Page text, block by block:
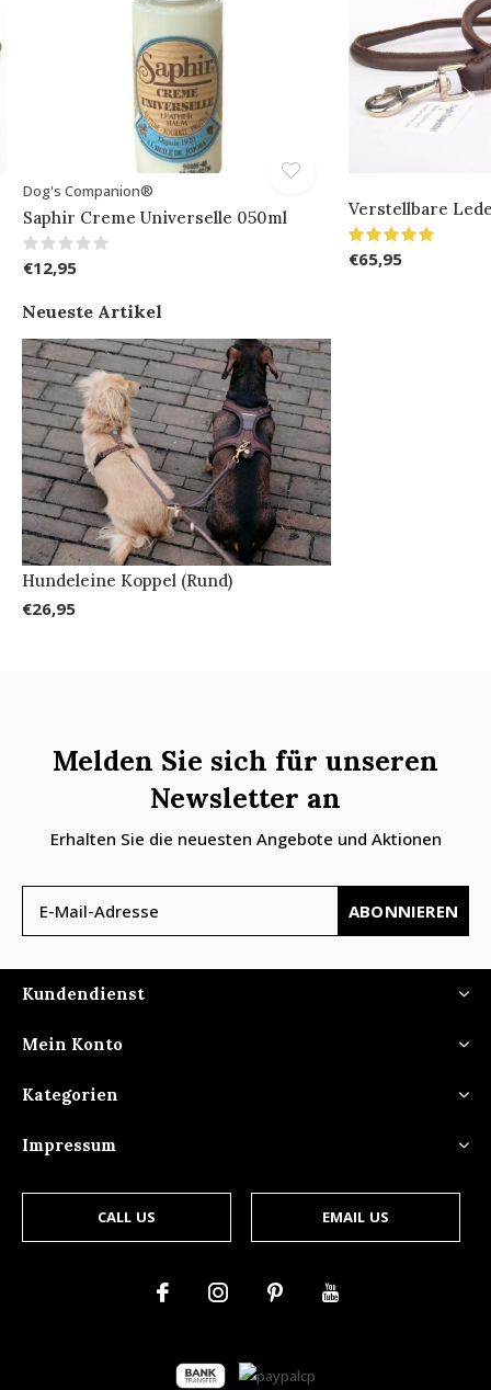
Dog's Companion®
Saphir Creme Universelle 050ml
€12,95
Verstellbare
€65,95
Neueste Artikel
Hundeleine Koppel (Rund)
€26,95
Melden Sie sich für unseren
Newsletter an
Erhalten Sie die neuesten Angebote und Aktionen
ABONNIEREN
Kundendienst
Mein Konto
Kategorien
Impressum
CALL US EMAIL US